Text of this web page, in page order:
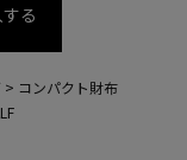
る
コンパクト財布